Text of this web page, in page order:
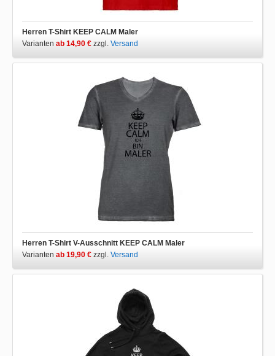
Herren T-Shirt KEEP CALM Maler
Varianten ab 14,90 € zzgl. Versand
Herren T-Shirt V-Ausschnitt KEEP CALM Maler
Varianten ab 19,90 € zzgl. Versand